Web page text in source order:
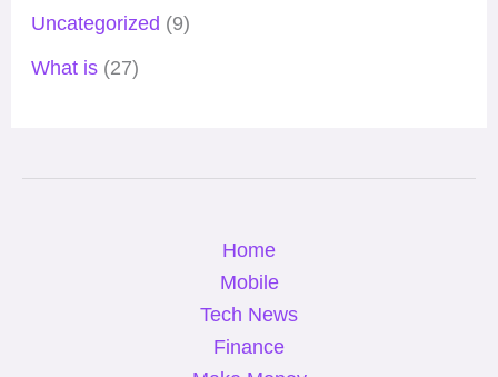
Uncategorized (9)
What is(27)
Home
Mobile
Tech News
Finance